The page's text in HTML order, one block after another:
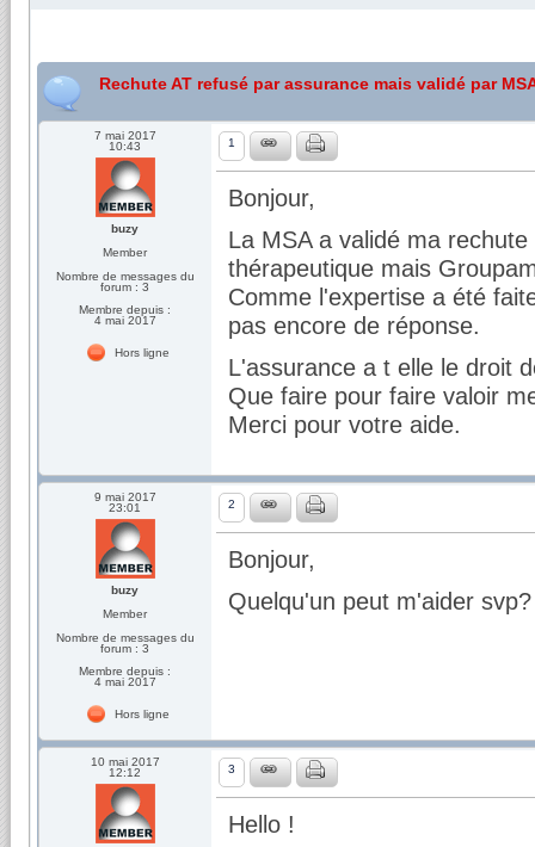
Rechute AT refusé par assurance mais validé par
7 mai 2017
10:43
buzy
Member
Nombre de messages du
forum : 3
Membre depuis :
4 mai 2017
Hors ligne
1
Bonjour,
La MSA a validé ma
thérapeutique mais
Comme l'expertise a été
pas encore de réponse.
L'assurance a t elle le droit
Que faire pour faire valoir
Merci pour votre aide.
9 mai 2017
23:01
buzy
Member
Nombre de messages du
forum : 3
Membre depuis :
4 mai 2017
Hors ligne
2
Bonjour,
Quelqu'un peut m'aider svp?
10 mai 2017
12:12
3
Hello !